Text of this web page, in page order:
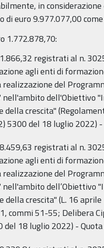
in
di euro 9.977.077,00
1.772.878,70:
registrati al n.
agli enti di
del
nell'ambito dell'Obiettivo
della crescita"
5300 del 18 luglio 2022) -
registrati al n.
agli enti di
del
nell'ambito dell’Obiettivo
della crescita" (L. 16
commi 51-55; Delibera
del 18 luglio 2022) -